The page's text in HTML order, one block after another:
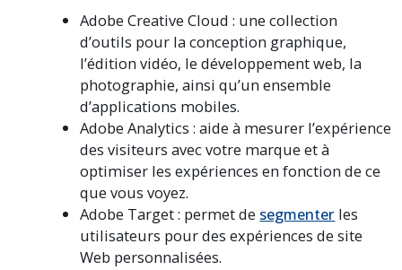
Adobe Creative Cloud : une collection
d’outils pour la conception graphique,
l’édition vidéo, le développement web, la
photographie, ainsi qu’un ensemble
d’applications mobiles.
Adobe Analytics : aide à mesurer l’expérience
des visiteurs avec votre marque et à
optimiser les expériences en fonction de ce
que vous voyez.
Adobe Target : permet de segmenter les
utilisateurs pour des expériences de site
Web personnalisées.